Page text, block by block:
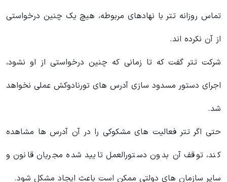
تماس روزانه تتر با نهادهای مربوطه، هیچ‌ یک چنین درخواستی
از آن نکرده‌ اند.
شرکت تتر گفت که تا زمانی که چنین درخواستی از او نشود،
اجرای دستور مسدود سازی آدرس‌ های تورنادوکش عملی نخواهد
شد.
حتی اگر تتر فعالیت‌ های مشکوکی را در آن آدرس ها مشاهده
کند، توقف آن بدون دستورالعمل تایید شده مجریان قانون و
سایر سازمان‌ های دولتی ممکن است باعث ایجاد مشکل شود.